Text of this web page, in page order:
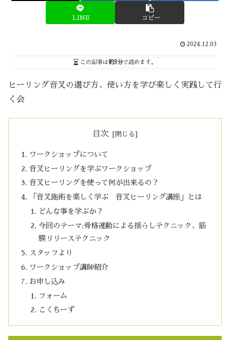
LINE コピー
2024.12.03
この記事は約3分で読めます。
ヒーリング音叉の選び方、使い方を学び楽しく実践して行
く会
目次
ワークショップについて
音叉ヒーリングを学ぶワークショップ
音叉ヒーリングを使って何が出来るの？
「音叉施術を楽しく学ぶ 音叉ヒーリング講座」とは
どんな事を学ぶか？
今回のテーマ:骨格連動による揺らしテクニック、筋
膜リリーステクニック
スタッフより
ワークショップ講師紹介
お申し込み
フォーム
こくちーず